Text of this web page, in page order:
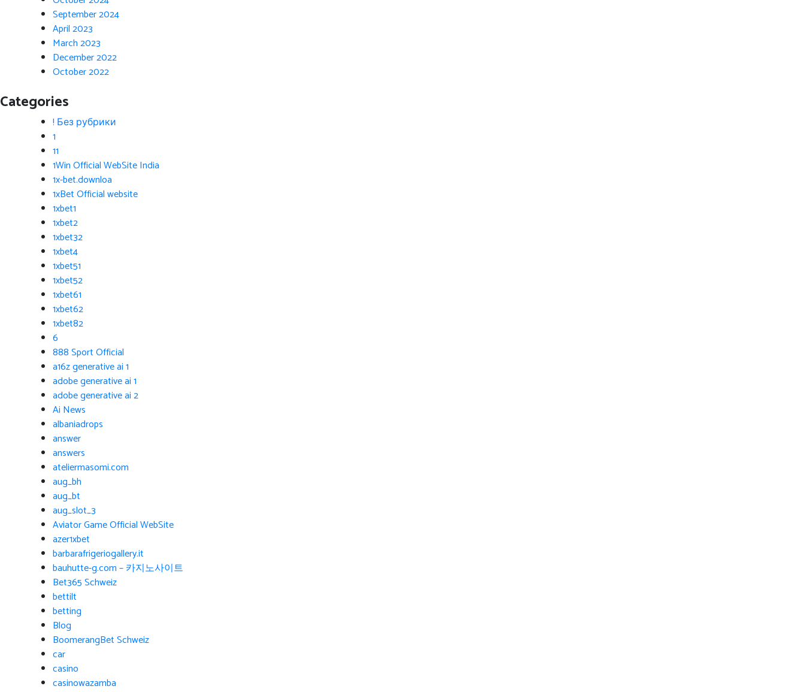
September 2024
April 2023
March 2023
December 2022
October 2022
Categories
! Без рубрики
1
11
1Win Official WebSite India
1x-bet.downloa
1xBet Official website
1xbet1
1xbet2
1xbet32
1xbet4
1xbet51
1xbet52
1xbet61
1xbet62
1xbet82
6
888 Sport Official
a16z generative ai 1
adobe generative ai 1
adobe generative ai 2
Ai News
albaniadrops
answer
answers
ateliermasomi.com
aug_bh
aug_bt
aug_slot_3
Aviator Game Official WebSite
azer1xbet
barbarafrigeriogallery.it
bauhutte-g.com – 카지노사이트
Bet365 Schweiz
bettilt
betting
Blog
BoomerangBet Schweiz
car
casino
casinowazamba